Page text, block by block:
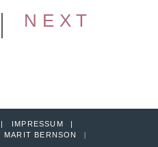
| NEXT
IMPRESSUM
MARIT BERNSON |